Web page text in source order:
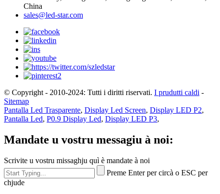
China
sales@led-star.com
© Copyright - 2010-2024: Tutti i diritti riservati. I prudutti caldi -
Sitemap
Pantalla Led Trasparente, Display Led Screen, Display LED P2,
Pantalla Led, P0.9 Display Led, Display LED P3,
Mandate u vostru messagiu à noi:
Scrivite u vostru missaghju quì è mandate à noi
Preme Enter per circà o ESC per
chjude